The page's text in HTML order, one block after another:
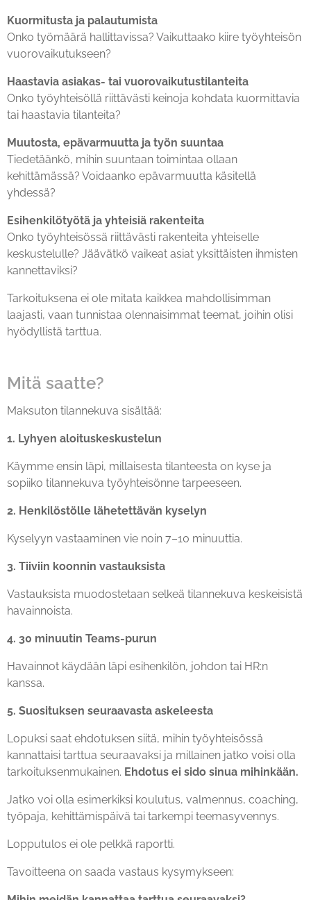
Kuormitusta ja palautumista
Onko työmäärä hallittavissa? Vaikuttaako kiire työyhteisön
vuorovaikutukseen?
Haastavia asiakas- tai vuorovaikutustilanteita
Onko työyhteisöllä riittävästi keinoja kohdata kuormittavia
tai haastavia tilanteita?
Muutosta, epävarmuutta ja työn suuntaa
Tiedetäänkö, mihin suuntaan toimintaa ollaan
kehittämässä? Voidaanko epävarmuutta käsitellä
yhdessä?
Esihenkilötyötä ja yhteisiä rakenteita
Onko työyhteisössä riittävästi rakenteita yhteiselle
keskustelulle? Jäävätkö vaikeat asiat yksittäisten ihmisten
kannettaviksi?
Tarkoituksena ei ole mitata kaikkea mahdollisimman
laajasti, vaan tunnistaa olennaisimmat teemat, joihin olisi
hyödyllistä tarttua.
Mitä saatte?
Maksuton tilannekuva sisältää:
1. Lyhyen aloituskeskustelun
Käymme ensin läpi, millaisesta tilanteesta on kyse ja
sopiiko tilannekuva työyhteisönne tarpeeseen.
2. Henkilöstölle lähetettävän kyselyn
Kyselyyn vastaaminen vie noin 7–10 minuuttia.
3. Tiiviin koonnin vastauksista
Vastauksista muodostetaan selkeä tilannekuva keskeisistä
havainnoista.
4. 30 minuutin Teams-purun
Havainnot käydään läpi esihenkilön, johdon tai HR:n
kanssa.
5. Suosituksen seuraavasta askeleesta
Lopuksi saat ehdotuksen siitä, mihin työyhteisössä
kannattaisi tarttua seuraavaksi ja millainen jatko voisi olla
tarkoituksenmukainen. Ehdotus ei sido sinua mihinkään.
Jatko voi olla esimerkiksi koulutus, valmennus, coaching,
työpaja, kehittämispäivä tai tarkempi teemasyvennys.
Lopputulos ei ole pelkkä raportti.
Tavoitteena on saada vastaus kysymykseen: